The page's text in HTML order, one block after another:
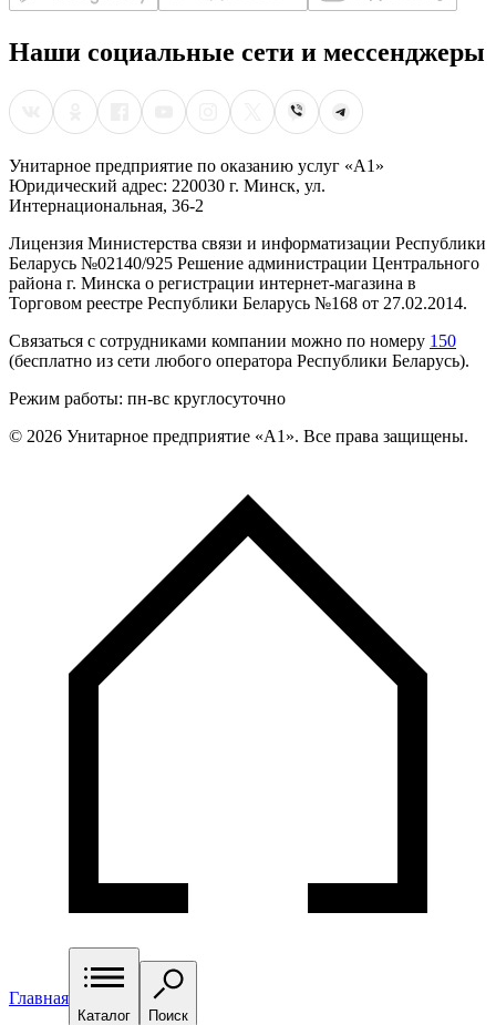
Наши социальные сети и мессенджеры
Унитарное предприятие по оказанию услуг «А1»
Юридический адрес: 220030 г. Минск, ул.
Интернациональная, 36-2
Лицензия Министерства связи и информатизации Республики
Беларусь №02140/925 Решение администрации Центрального
района г. Минска о регистрации интернет-магазина в
Торговом реестре Республики Беларусь №168 от 27.02.2014.
Связаться с сотрудниками компании можно по номеру 150
(бесплатно из сети любого оператора Республики Беларусь).
Режим работы: пн-вс круглосуточно
© 2026 Унитарное предприятие «А1». Все права защищены.
Главная
Каталог Поиск